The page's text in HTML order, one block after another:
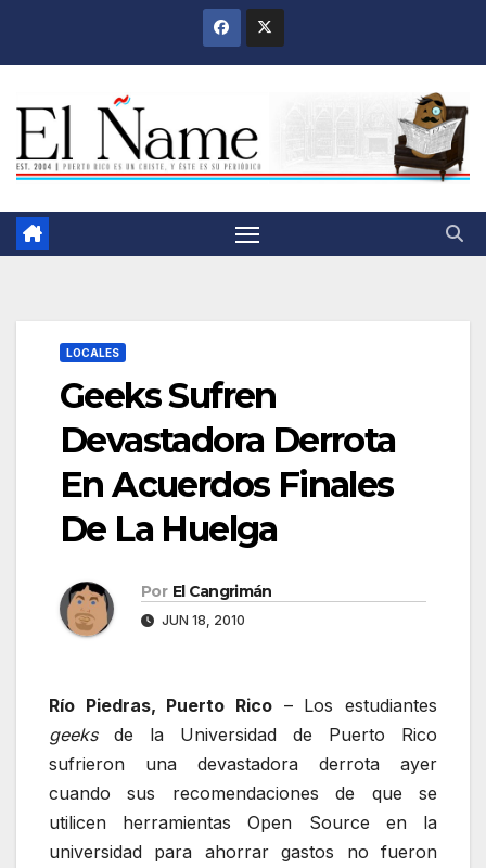
LOCALES
Geeks Sufren
Devastadora Derrota
En Acuerdos Finales
De La Huelga
Por El Cangrimán
JUN 18, 2010
Río Piedras, Puerto Rico – Los estudiantes
geeksde la Universidad de Puerto Rico
sufrieron una devastadora derrota ayer
cuando sus recomendaciones de que se
utilicen herramientas Open Source en la
universidad para ahorrar gastos no fueron